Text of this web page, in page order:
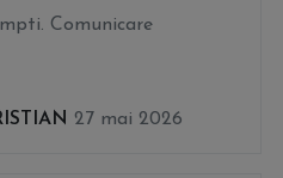
Comunicare
27 mai 2026